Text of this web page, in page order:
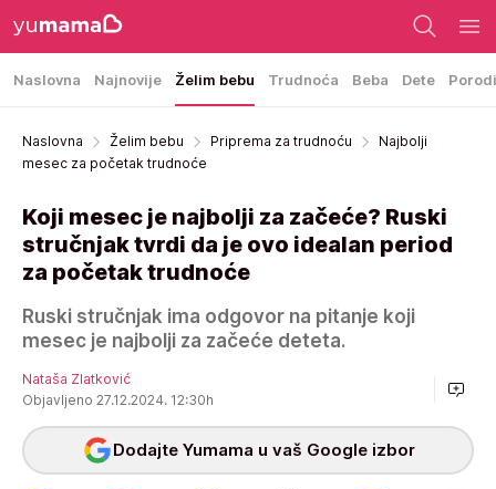
Naslovna Najnovije Želim bebu Trudnoća Beba Dete
Naslovna Želim bebu Priprema za trudnoću
Najbolji
mesec za početak trudnoće
Koji mesec je najbolji za začeće? Ruski
stručnjak tvrdi da je ovo idealan period
za početak trudnoće
Ruski stručnjak ima odgovor na pitanje koji
mesec je najbolji za začeće deteta.
Nataša Zlatković
Objavljeno 27.12.2024. 12:30h
Dodajte Yumama u vaš Google izbor